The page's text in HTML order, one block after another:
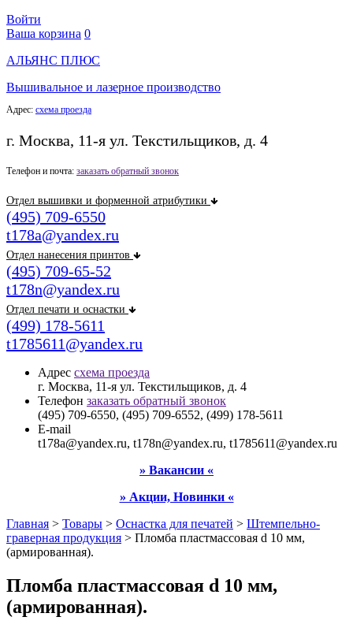
Войти
Ваша корзина 0
АЛЬЯНС ПЛЮС
Вышивальное и лазерное производство
Адрес: схема проезда
г. Москва, 11-я ул. Текстильщиков, д. 4
Телефон и почта: заказать обратный звонок
Отдел вышивки и форменной атрибутики
(495) 709-6550
t178a@yandex.ru
Отдел нанесения принтов
(495) 709-65-52
t178n@yandex.ru
Отдел печати и оснастки
(499) 178-5611
t1785611@yandex.ru
Адрес схема проезда
г. Москва, 11-я ул. Текстильщиков, д. 4
Телефон заказать обратный звонок
(495) 709-6550, (495) 709-6552, (499) 178-5611
E-mail
t178a@yandex.ru, t178n@yandex.ru, t1785611@yandex.ru
» Вакансии «
» Акции, Новинки «
Главная > Товары > Оснастка для печатей > Штемпельно-
граверная продукция > Пломба пластмассовая d 10 мм,
(армированная).
Пломба пластмассовая d 10 мм,
(армированная).